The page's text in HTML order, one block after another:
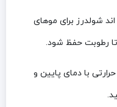
اند شولدرز برای موهای
رطوبت حفظ شود.
حرارتی با دمای پایین و